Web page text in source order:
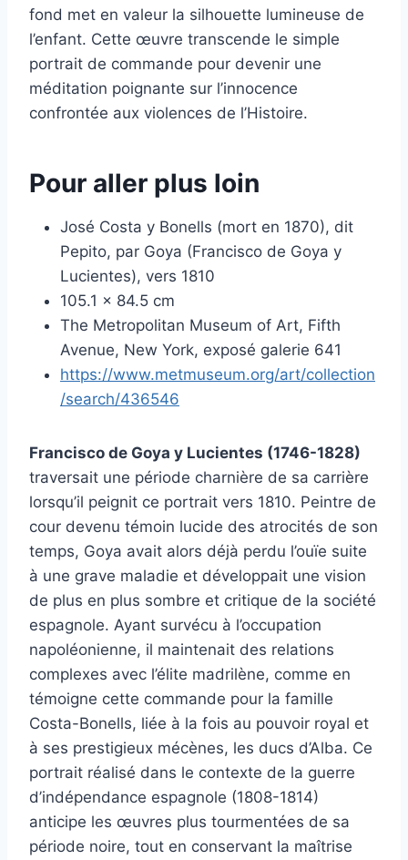
fond met en valeur la silhouette lumineuse de
l’enfant. Cette œuvre transcende le simple
portrait de commande pour devenir une
méditation poignante sur l’innocence
confrontée aux violences de l’Histoire.
Pour aller plus loin
José Costa y Bonells (mort en 1870), dit
Pepito, par Goya (Francisco de Goya y
Lucientes), vers 1810
105.1 x 84.5 cm
The Metropolitan Museum of Art, Fifth
Avenue, New York, exposé galerie 641
https://www.metmuseum.org/art/collection
/search/436546
Francisco de Goya y Lucientes (1746-1828)
traversait une période charnière de sa carrière
lorsqu’il peignit ce portrait vers 1810. Peintre de
cour devenu témoin lucide des atrocités de son
temps, Goya avait alors déjà perdu l’ouïe suite
à une grave maladie et développait une vision
de plus en plus sombre et critique de la société
espagnole. Ayant survécu à l’occupation
napoléonienne, il maintenait des relations
complexes avec l’élite madrilène, comme en
témoigne cette commande pour la famille
Costa-Bonells, liée à la fois au pouvoir royal et
à ses prestigieux mécènes, les ducs d’Alba. Ce
portrait réalisé dans le contexte de la guerre
d’indépendance espagnole (1808-1814)
anticipe les œuvres plus tourmentées de sa
période noire, tout en conservant la maîtrise